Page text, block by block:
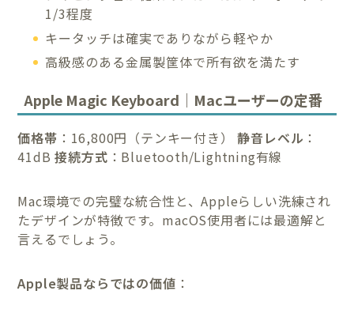
1/3程度
キータッチは確実でありながら軽やか
高級感のある金属製筐体で所有欲を満たす
Apple Magic Keyboard｜Macユーザーの定番
価格帯 ：16,800円（テンキー付き）静音レベル ：
41dB接続方式 ：Bluetooth/Lightning有線
Mac環境での完璧な統合性と、Appleらしい洗練され
たデザインが特徴です。macOS使用者には最適解と
言えるでしょう。
Apple製品ならではの価値 ：